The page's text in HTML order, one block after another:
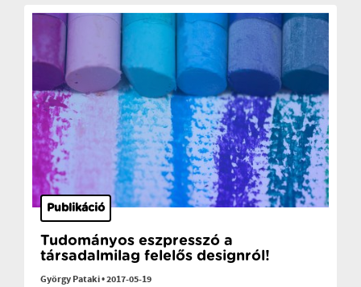
Publikáció
Tudományos eszpresszó a
társadalmilag felelős designról!
György Pataki•2017-05-19